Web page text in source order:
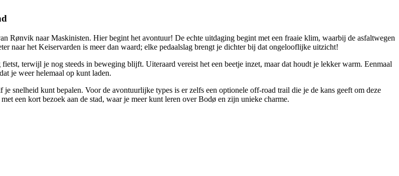
Rønvik naar Maskinisten. Hier begint het avontuur! De echte uitdaging begint met een fraaie klim, waarbij de asfaltwegen
naar het Keiservarden is meer dan waard; elke pedaalslag brengt je dichter bij dat ongelooflijke uitzicht!
terwijl je nog steeds in beweging blijft. Uiteraard vereist het een beetje inzet, maar dat houdt je lekker warm. Eenmaal
je weer helemaal op kunt laden.
snelheid kunt bepalen. Voor de avontuurlijke types is er zelfs een optionele off-road trail die je de kans geeft om deze
een kort bezoek aan de stad, waar je meer kunt leren over Bodø en zijn unieke charme.